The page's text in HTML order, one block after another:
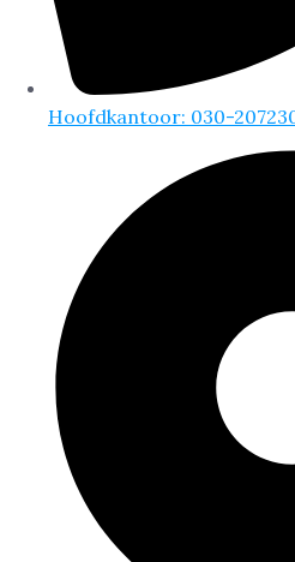
Hoofdkantoor: 030-